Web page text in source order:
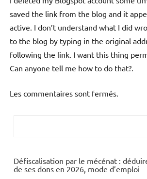
saved the link from the blog and it
active. I don’t understand what I did
to the blog by typing in the original
following the link. I want this thing
Can anyone tell me how to do that?.
Les commentaires sont fermés.
Défiscalisation par le mécénat :
de ses dons en 2026, mode d’emploi